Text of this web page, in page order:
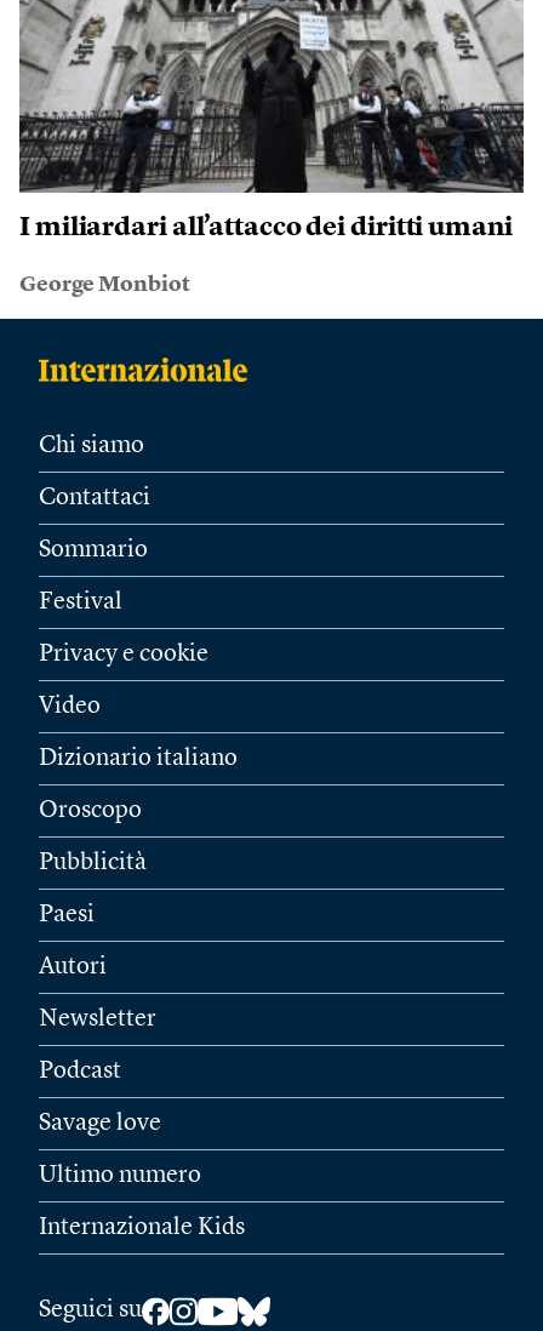
I miliardari all’attacco dei diritti umani
George Monbiot
Chi siamo
Contattaci
Sommario
Festival
Privacy e cookie
Video
Dizionario italiano
Oroscopo
Pubblicità
Paesi
Autori
Newsletter
Podcast
Savage love
Ultimo numero
Internazionale Kids
Seguici su